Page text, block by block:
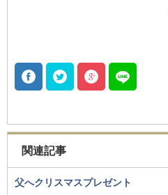
関連記事
父へクリスマスプレゼント